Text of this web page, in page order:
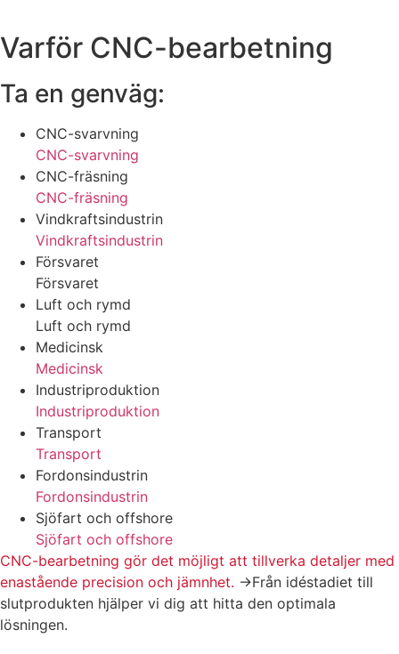
Varför CNC-bearbetning
Ta en genväg:
CNC-svarvning
CNC-svarvning
CNC-fräsning
CNC-fräsning
Vindkraftsindustrin
Vindkraftsindustrin
Försvaret
Försvaret
Luft och rymd
Luft och rymd
Medicinsk
Medicinsk
Industriproduktion
Industriproduktion
Transport
Transport
Fordonsindustrin
Fordonsindustrin
Sjöfart och offshore
Sjöfart och offshore
CNC-bearbetning gör det möjligt att tillverka detaljer med
enastående precision och jämnhet. →Från idéstadiet till
slutprodukten hjälper vi dig att hitta den optimala
lösningen.